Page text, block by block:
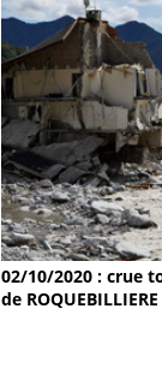
02/10/2020 : crue
de ROQUEBILLIERE